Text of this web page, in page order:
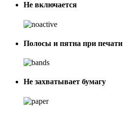
Не включается
Полосы и пятна при печати
Не захватывает бумагу